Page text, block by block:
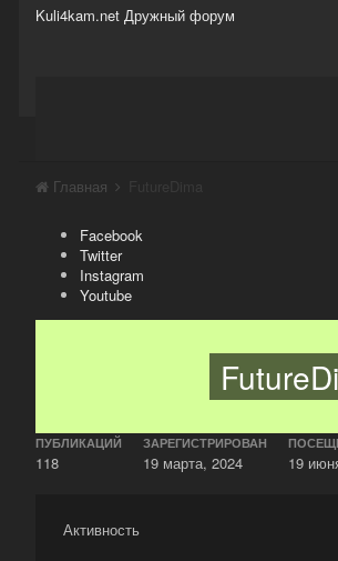
Kuli4kam.net Дружный форум
Главная
Facebook
Twitter
Instagram
Youtube
ПУБЛИКАЦИЙ
118
ЗАРЕГИСТРИРОВАН
19 марта, 2024 19
Активность